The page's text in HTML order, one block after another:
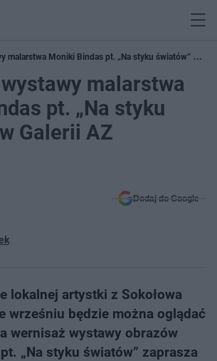
malarstwa Moniki Bindas pt. „Na styku światów” w
malarstwa
pt. „Na styku
Galerii AZ
Dodaj do Google
lokalnej artystki z Sokołowa
wrześniu będzie można oglądać
wernisaż wystawy obrazów
„Na styku światów” zaprasza